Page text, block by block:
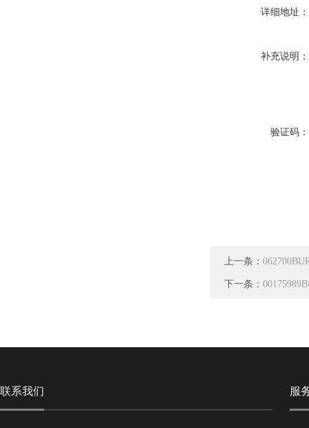
详细地址：
补充说明：
验证码：
上一条：
下一条：
联系我们 服